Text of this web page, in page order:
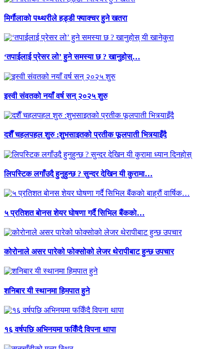
मिर्गौलाको पथ्थरीले हड्डी फ्याक्चर हुने खतरा
‘तपाईलाई प्रेसर लो’ हुने समस्या छ ? खानुहोस्…
इस्वी संवतको नयाँ वर्ष सन् २०२५ शुरु
दशैँ चहलपहल शुरु :शुभसाइतको प्रतीक फूलपाती भित्र्याइँदै
लिपस्टिक लगाँउदै हुनुहुन्छ ? सुन्दर देखिन यी कुरामा…
५ प्रतिशत बाेनस शेयर घाेषणा गर्दै सिभिल बैंककाे…
कोरोनाले असर पारेको फोक्सोको लेजर थेरापीबाट हुन्छ उपचार
शनिबार यी स्थानमा हिमपात हुने
१६ वर्षपछि अभिनयमा फर्किँदै विपना थापा